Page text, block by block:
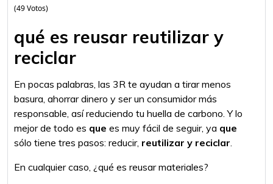
(49 Votos)
qué es reusar reutilizar y
reciclar
En pocas palabras, las 3R te ayudan a tirar menos
basura, ahorrar dinero y ser un consumidor más
responsable, así reduciendo tu huella de carbono. Y lo
mejor de todo es que es muy fácil de seguir, ya que
sólo tiene tres pasos: reducir, reutilizar y reciclar.
En cualquier caso, ¿qué es reusar materiales?